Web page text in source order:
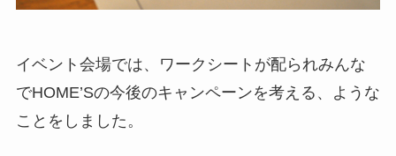
イベント会場では、ワークシートが配られみんな
でHOME’Sの今後のキャンペーンを考える、ような
ことをしました。